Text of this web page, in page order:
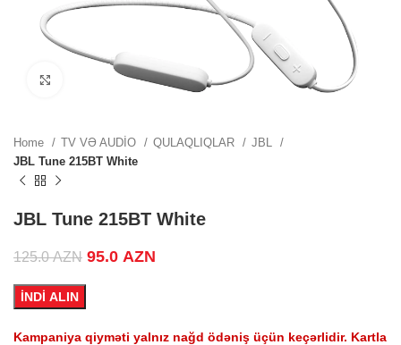
Click to enlarge
Home TV VƏ AUDİO QULAQLIQLAR
JBL
JBL Tune 215BT White
JBL Tune 215BT White
125.0AZN Original price was: 125.0 AZN.
95.0 AZN
İNDİ ALIN
Kampaniya qiyməti yalnız nağd ödəniş üçün keçərlidir. Kartla